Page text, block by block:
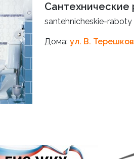
Сантехнические
santehnicheskie-raboty
Дома: ул. В.